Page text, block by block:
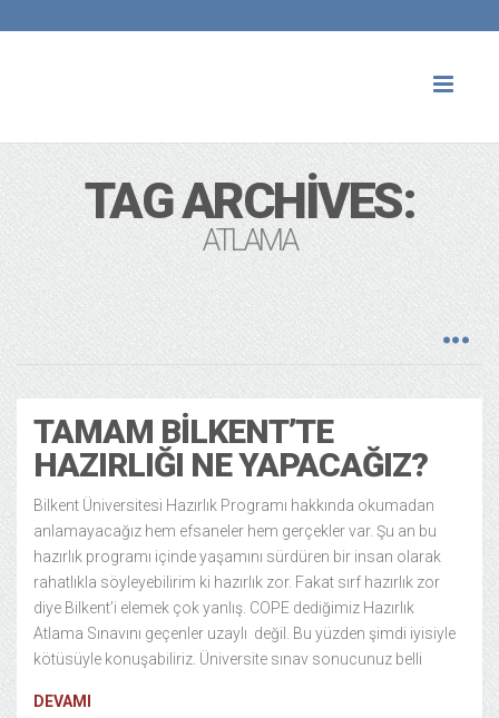
TAG ARCHIVES:
ATLAMA
TAMAM BILKENT’TE
HAZIRLIĞI NE YAPACAĞIZ?
Bilkent Üniversitesi Hazırlık Programı hakkında okumadan
anlamayacağız hem efsaneler hem gerçekler var. Şu an bu
hazırlık programı içinde yaşamını sürdüren bir insan olarak
rahatlıkla söyleyebilirim ki hazırlık zor. Fakat sırf hazırlık zor
diye Bilkent’i elemek çok yanlış. COPE dediğimiz Hazırlık
Atlama Sınavını geçenler uzaylı değil. Bu yüzden şimdi iyisiyle
kötüsüyle konuşabiliriz. Üniversite sınav sonucunuz belli
DEVAMI